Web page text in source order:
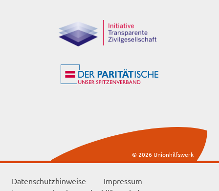
© 2026 Unionhilfswerk
Datenschutzhinweise
Impressum